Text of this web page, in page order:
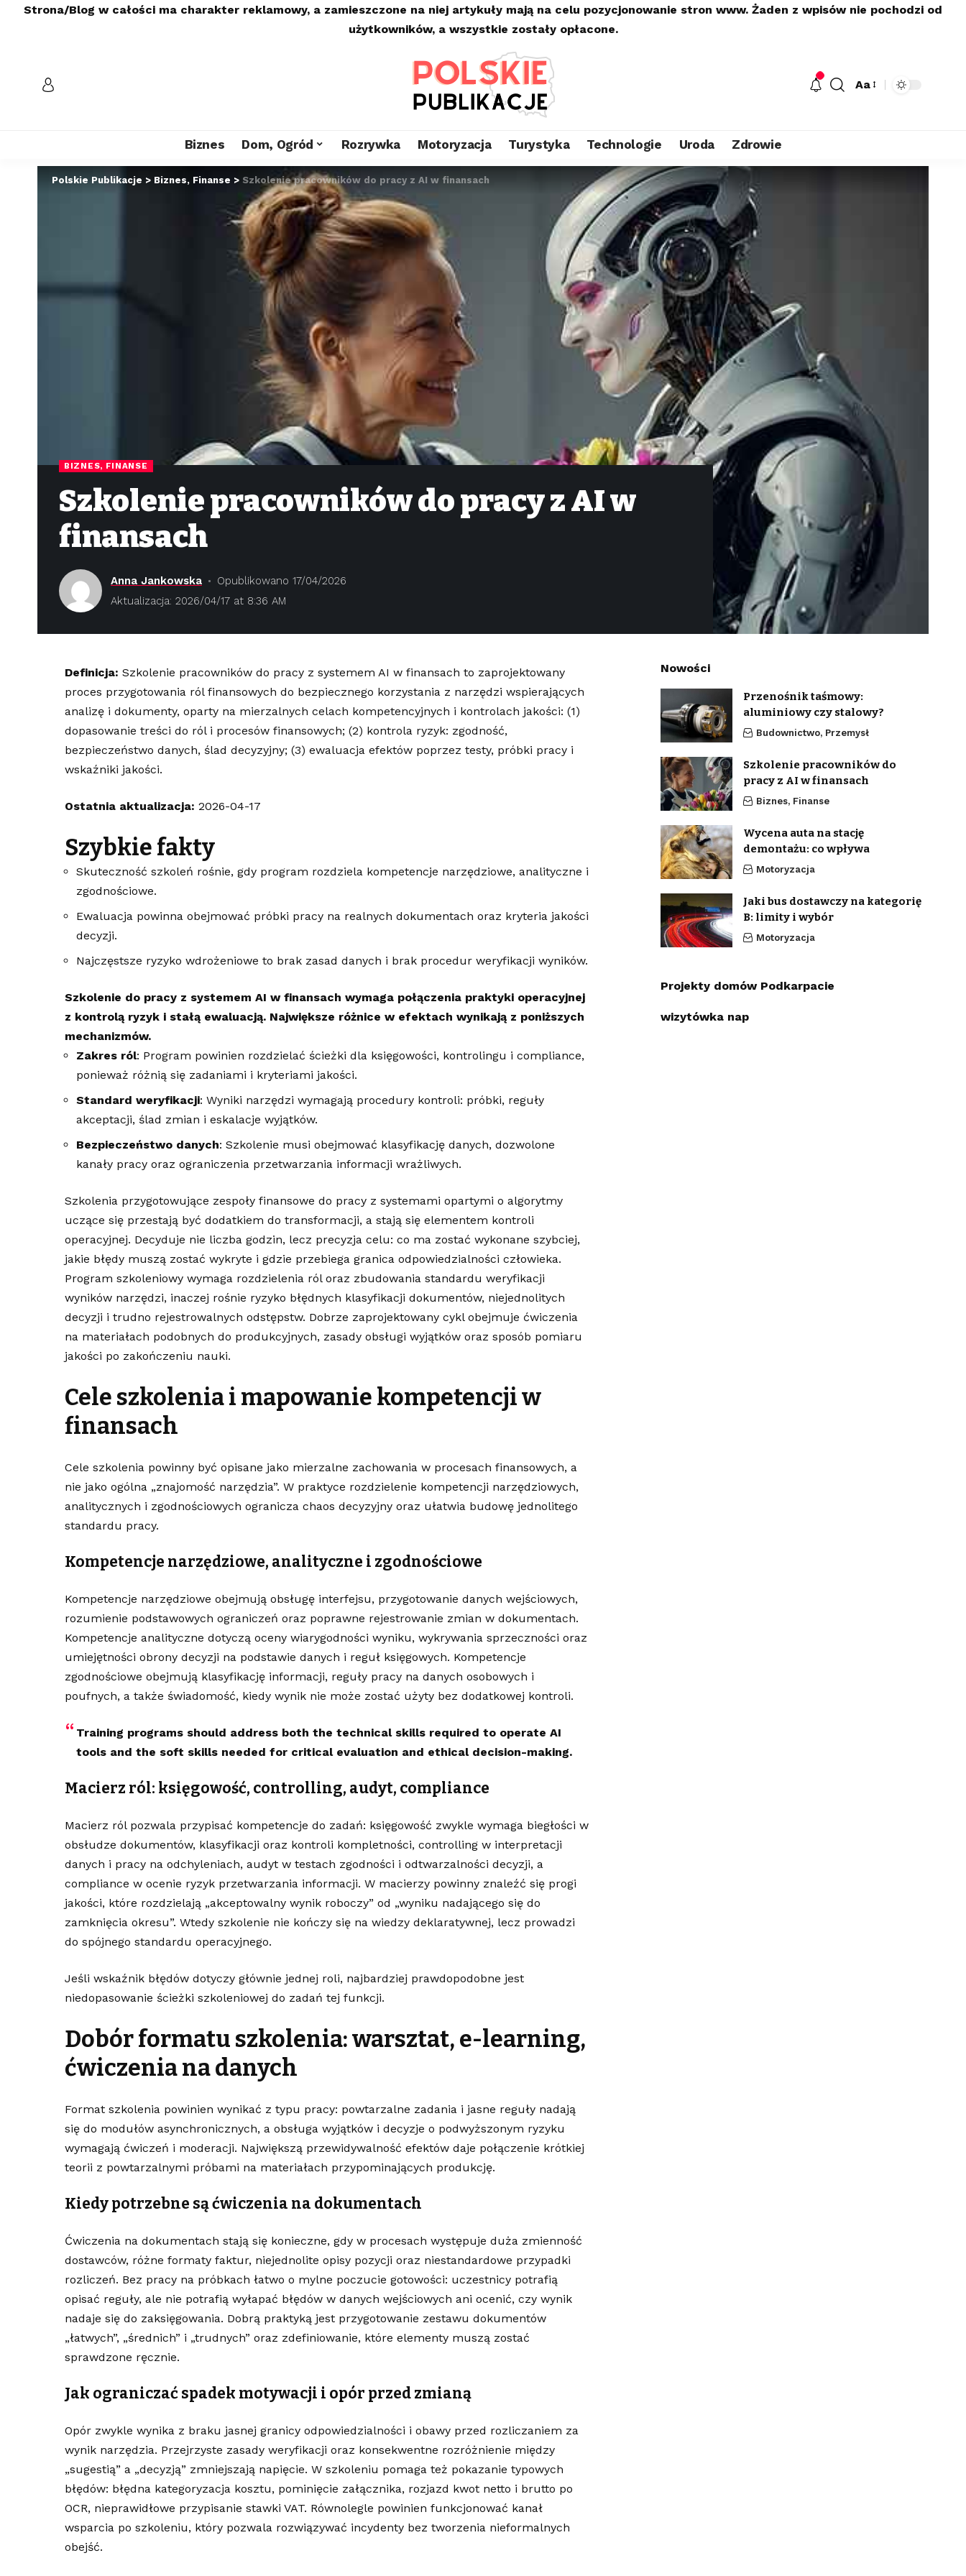
Strona/Blog w całości ma charakter reklamowy, a zamieszczone na niej artykuły mają na celu pozycjonowanie stron www. Żaden z wpisów nie pochodzi od
użytkowników, a wszystkie zostały opłacone.
Aa
Biznes Dom, Ogród Rozrywka Motoryzacja Turystyka Technologie Uroda Zdrowie
Polskie Publikacje > Biznes, Finanse > Szkolenie pracowników do pracy z AI w finansach
BIZNES, FINANSE
Szkolenie pracowników do pracy z AI w
finansach
Anna Jankowska
Opublikowano 17/04/2026
Aktualizacja: 2026/04/17 at 8:36 AM
Definicja: Szkolenie pracowników do pracy z systemem AI w finansach to zaprojektowany
proces przygotowania ról finansowych do bezpiecznego korzystania z narzędzi wspierających
analizę i dokumenty, oparty na mierzalnych celach kompetencyjnych i kontrolach jakości: (1)
dopasowanie treści do ról i procesów finansowych; (2) kontrola ryzyk: zgodność,
bezpieczeństwo danych, ślad decyzyjny; (3) ewaluacja efektów poprzez testy, próbki pracy i
wskaźniki jakości.
Ostatnia aktualizacja: 2026-04-17
Szybkie fakty
Skuteczność szkoleń rośnie, gdy program rozdziela kompetencje narzędziowe, analityczne i
zgodnościowe.
Ewaluacja powinna obejmować próbki pracy na realnych dokumentach oraz kryteria jakości
decyzji.
Najczęstsze ryzyko wdrożeniowe to brak zasad danych i brak procedur weryfikacji wyników.
Szkolenie do pracy z systemem AI w finansach wymaga połączenia praktyki operacyjnej
z kontrolą ryzyk i stałą ewaluacją. Największe różnice w efektach wynikają z poniższych
mechanizmów.
Zakres ról: Program powinien rozdzielać ścieżki dla księgowości, kontrolingu i compliance,
ponieważ różnią się zadaniami i kryteriami jakości.
Standard weryfikacji: Wyniki narzędzi wymagają procedury kontroli: próbki, reguły
akceptacji, ślad zmian i eskalacje wyjątków.
Bezpieczeństwo danych: Szkolenie musi obejmować klasyfikację danych, dozwolone
kanały pracy oraz ograniczenia przetwarzania informacji wrażliwych.
Szkolenia przygotowujące zespoły finansowe do pracy z systemami opartymi o algorytmy
uczące się przestają być dodatkiem do transformacji, a stają się elementem kontroli
operacyjnej. Decyduje nie liczba godzin, lecz precyzja celu: co ma zostać wykonane szybciej,
jakie błędy muszą zostać wykryte i gdzie przebiega granica odpowiedzialności człowieka.
Program szkoleniowy wymaga rozdzielenia ról oraz zbudowania standardu weryfikacji
wyników narzędzi, inaczej rośnie ryzyko błędnych klasyfikacji dokumentów, niejednolitych
decyzji i trudno rejestrowalnych odstępstw. Dobrze zaprojektowany cykl obejmuje ćwiczenia
na materiałach podobnych do produkcyjnych, zasady obsługi wyjątków oraz sposób pomiaru
jakości po zakończeniu nauki.
Cele szkolenia i mapowanie kompetencji w
finansach
Cele szkolenia powinny być opisane jako mierzalne zachowania w procesach finansowych, a
nie jako ogólna „znajomość narzędzia”. W praktyce rozdzielenie kompetencji narzędziowych,
analitycznych i zgodnościowych ogranicza chaos decyzyjny oraz ułatwia budowę jednolitego
standardu pracy.
Kompetencje narzędziowe, analityczne i zgodnościowe
Kompetencje narzędziowe obejmują obsługę interfejsu, przygotowanie danych wejściowych,
rozumienie podstawowych ograniczeń oraz poprawne rejestrowanie zmian w dokumentach.
Kompetencje analityczne dotyczą oceny wiarygodności wyniku, wykrywania sprzeczności oraz
umiejętności obrony decyzji na podstawie danych i reguł księgowych. Kompetencje
zgodnościowe obejmują klasyfikację informacji, reguły pracy na danych osobowych i
poufnych, a także świadomość, kiedy wynik nie może zostać użyty bez dodatkowej kontroli.
Training programs should address both the technical skills required to operate AI
tools and the soft skills needed for critical evaluation and ethical decision-making.
Macierz ról: księgowość, controlling, audyt, compliance
Macierz ról pozwala przypisać kompetencje do zadań: księgowość zwykle wymaga biegłości w
obsłudze dokumentów, klasyfikacji oraz kontroli kompletności, controlling w interpretacji
danych i pracy na odchyleniach, audyt w testach zgodności i odtwarzalności decyzji, a
compliance w ocenie ryzyk przetwarzania informacji. W macierzy powinny znaleźć się progi
jakości, które rozdzielają „akceptowalny wynik roboczy” od „wyniku nadającego się do
zamknięcia okresu”. Wtedy szkolenie nie kończy się na wiedzy deklaratywnej, lecz prowadzi
do spójnego standardu operacyjnego.
Jeśli wskaźnik błędów dotyczy głównie jednej roli, najbardziej prawdopodobne jest
niedopasowanie ścieżki szkoleniowej do zadań tej funkcji.
Dobór formatu szkolenia: warsztat, e-learning,
ćwiczenia na danych
Format szkolenia powinien wynikać z typu pracy: powtarzalne zadania i jasne reguły nadają
się do modułów asynchronicznych, a obsługa wyjątków i decyzje o podwyższonym ryzyku
wymagają ćwiczeń i moderacji. Największą przewidywalność efektów daje połączenie krótkiej
teorii z powtarzalnymi próbami na materiałach przypominających produkcję.
Kiedy potrzebne są ćwiczenia na dokumentach
Ćwiczenia na dokumentach stają się konieczne, gdy w procesach występuje duża zmienność
dostawców, różne formaty faktur, niejednolite opisy pozycji oraz niestandardowe przypadki
rozliczeń. Bez pracy na próbkach łatwo o mylne poczucie gotowości: uczestnicy potrafią
opisać reguły, ale nie potrafią wyłapać błędów w danych wejściowych ani ocenić, czy wynik
nadaje się do zaksięgowania. Dobrą praktyką jest przygotowanie zestawu dokumentów
„łatwych”, „średnich” i „trudnych” oraz zdefiniowanie, które elementy muszą zostać
sprawdzone ręcznie.
Jak ograniczać spadek motywacji i opór przed zmianą
Opór zwykle wynika z braku jasnej granicy odpowiedzialności i obawy przed rozliczaniem za
wynik narzędzia. Przejrzyste zasady weryfikacji oraz konsekwentne rozróżnienie między
„sugestią” a „decyzją” zmniejszają napięcie. W szkoleniu pomaga też pokazanie typowych
błędów: błędna kategoryzacja kosztu, pominięcie załącznika, rozjazd kwot netto i brutto po
OCR, nieprawidłowe przypisanie stawki VAT. Równolegle powinien funkcjonować kanał
wsparcia po szkoleniu, który pozwala rozwiązywać incydenty bez tworzenia nieformalnych
obejść.
Nowości
Przenośnik taśmowy:
aluminiowy czy stalowy?
Budownictwo, Przemysł
Szkolenie pracowników do
pracy z AI w finansach
Biznes, Finanse
Wycena auta na stację
demontażu: co wpływa
Motoryzacja
Jaki bus dostawczy na kategorię
B: limity i wybór
Motoryzacja
Projekty domów Podkarpacie
wizytówka nap